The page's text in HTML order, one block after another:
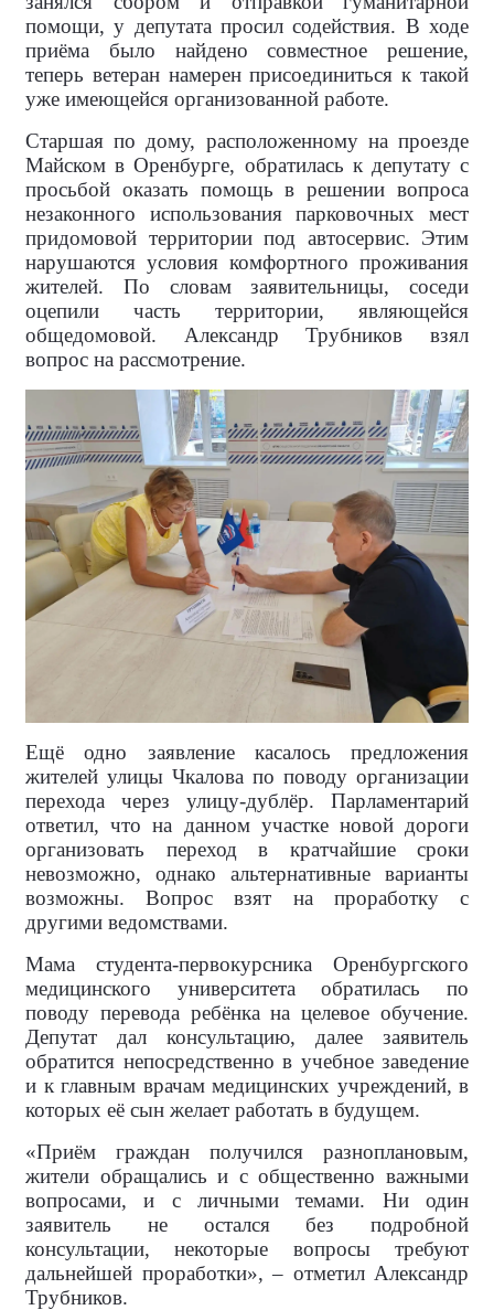
помощи, у депутата просил содействия. В ходе
приёма было найдено совместное решение,
теперь ветеран намерен присоединиться к такой
уже имеющейся организованной работе.
Старшая по дому, расположенному на проезде
Майском в Оренбурге, обратилась к депутату с
просьбой оказать помощь в решении вопроса
незаконного использования парковочных мест
придомовой территории под автосервис. Этим
нарушаются условия комфортного проживания
жителей. По словам заявительницы, соседи
оцепили часть территории, являющейся
общедомовой. Александр Трубников взял
вопрос на рассмотрение.
Ещё одно заявление касалось предложения
жителей улицы Чкалова по поводу организации
перехода через улицу-дублёр. Парламентарий
ответил, что на данном участке новой дороги
организовать переход в кратчайшие сроки
невозможно, однако альтернативные варианты
возможны. Вопрос взят на проработку с
другими ведомствами.
Мама студента-первокурсника Оренбургского
медицинского университета обратилась по
поводу перевода ребёнка на целевое обучение.
Депутат дал консультацию, далее заявитель
обратится непосредственно в учебное заведение
и к главным врачам медицинских учреждений, в
которых её сын желает работать в будущем.
«Приём граждан получился разноплановым,
жители обращались и с общественно важными
вопросами, и с личными темами. Ни один
заявитель не остался без подробной
консультации, некоторые вопросы требуют
дальнейшей проработки», – отметил Александр
Трубников.